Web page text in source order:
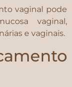
vaginal pode
vaginal,
e vaginais.